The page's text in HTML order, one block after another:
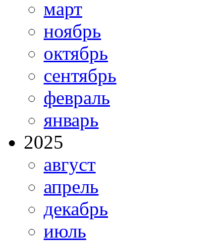
март
ноябрь
октябрь
сентябрь
февраль
январь
2025
август
апрель
декабрь
июль